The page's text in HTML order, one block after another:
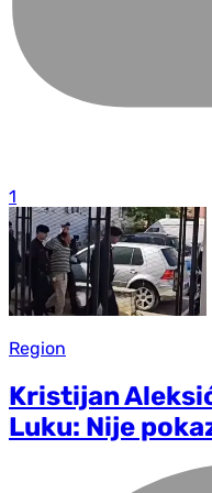
1
Region
Kristijan
Luku: Nije